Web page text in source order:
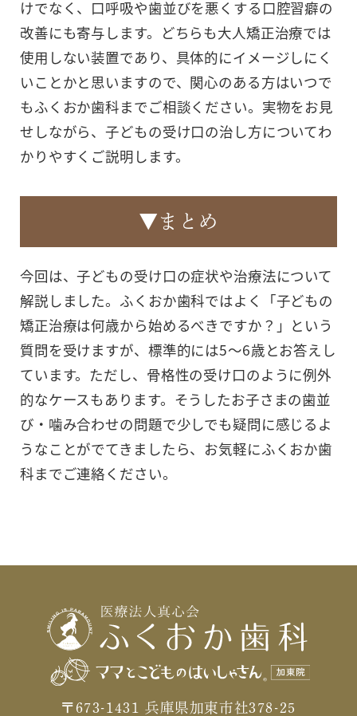
けでなく、口呼吸や歯並びを悪くする口腔習癖の
改善にも寄与します。どちらも大人矯正治療では
使用しない装置であり、具体的にイメージしにく
いことかと思いますので、関心のある方はいつで
もふくおか歯科までご相談ください。実物をお見
せしながら、子どもの受け口の治し方についてわ
かりやすくご説明します。
▼まとめ
今回は、子どもの受け口の症状や治療法について
解説しました。ふくおか歯科ではよく「子どもの
矯正治療は何歳から始めるべきですか？」という
質問を受けますが、標準的には5～6歳とお答えし
ています。ただし、骨格性の受け口のように例外
的なケースもあります。そうしたお子さまの歯並
び・噛み合わせの問題で少しでも疑問に感じるよ
うなことがでてきましたら、お気軽にふくおか歯
科までご連絡ください。
〒673-1431 兵庫県加東市社378-25